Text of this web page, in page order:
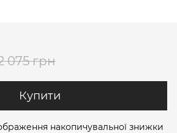
075 грн
Купити
накопичувальної знижки